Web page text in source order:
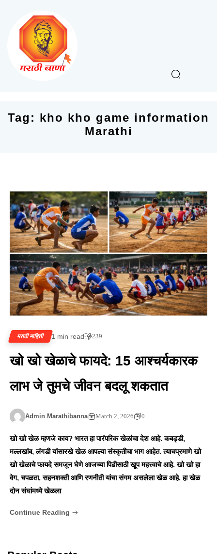
Tag: kho kho game information
Marathi
मराठी माहिती 1 min read 239
खो खो खेळाचे फायदे: 15 आश्चर्यकारक
लाभ जे तुमचे जीवन बदलू शकतात
Admin Marathibanna March 2, 2026 0
खो खो खेळ म्हणजे काय? भारत हा पारंपरिक खेळांचा देश आहे. कबड्डी,
मल्लखांब, लंगडी यांसारखे खेळ आपल्या संस्कृतीचा भाग आहेत. त्याचप्रमाणे खो
खो खेळाचे फायदे समजून घेणे आजच्या पिढीसाठी खूप महत्त्वाचे आहे. खो खो हा
वेग, चपळता, सहनशक्ती आणि रणनीती यांचा संगम असलेला खेळ आहे. हा खेळ
दोन संघांमध्ये खेळला
Continue Reading